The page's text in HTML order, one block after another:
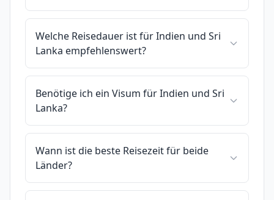
Welche Reisedauer ist für Indien und Sri
Lanka empfehlenswert?
Benötige ich ein Visum für Indien und Sri
Lanka?
Wann ist die beste Reisezeit für beide
Länder?